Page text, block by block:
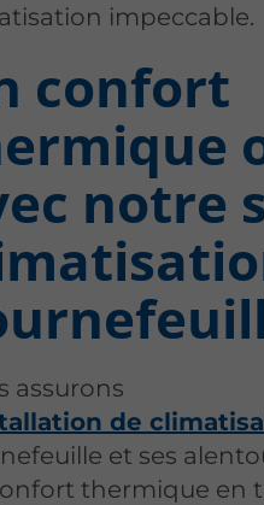
impeccable.
confort
notre
assurons
de
et ses
thermique en